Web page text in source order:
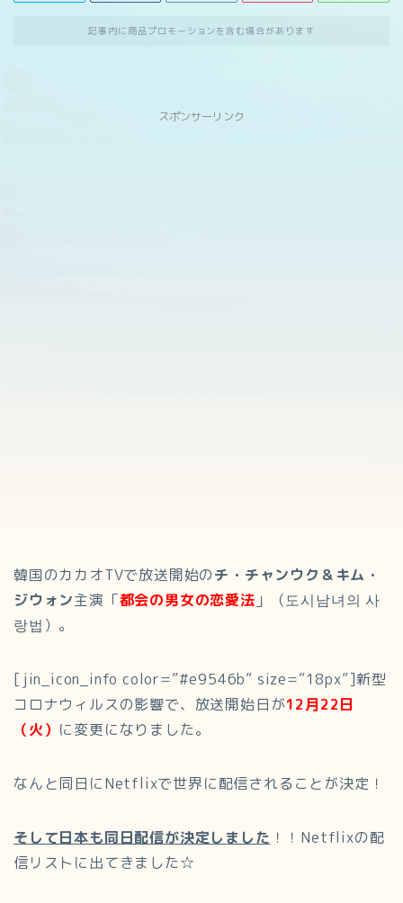
記事内に商品プロモーションを含む場合があります
スポンサーリンク
韓国のカカオTVで放送開始のチ・チャンウク＆キム・
ジウォン主演「都会の男女の恋愛法 」（도시남녀의 사
랑법）。
[jin_icon_info color=”#e9546b” size=”18px”]新型
コロナウィルスの影響で、放送開始日が12月22日
（火） に変更になりました。
なんと同日にNetflixで世界に配信されることが決定！
そして日本も同日配信が決定しました ！！Netflixの配
信リストに出てきました☆